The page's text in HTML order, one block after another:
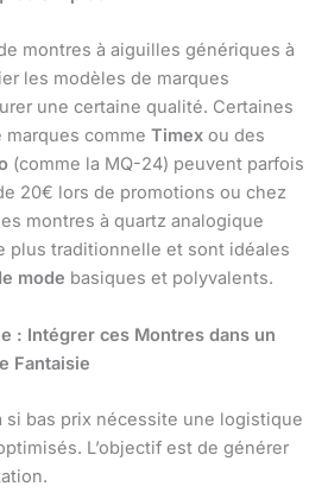
montres à aiguilles génériques à
les modèles de marques
une certaine qualité. Certaines
comme Timex ou des
(comme la MQ-24) peuvent parfois
20€ lors de promotions ou chez
montres à quartz analogique
plus traditionnelle et sont idéales
mode basiques et polyvalents.
: Intégrer ces Montres dans un
Fantaisie
si bas prix nécessite une logistique
L’objectif est de générer